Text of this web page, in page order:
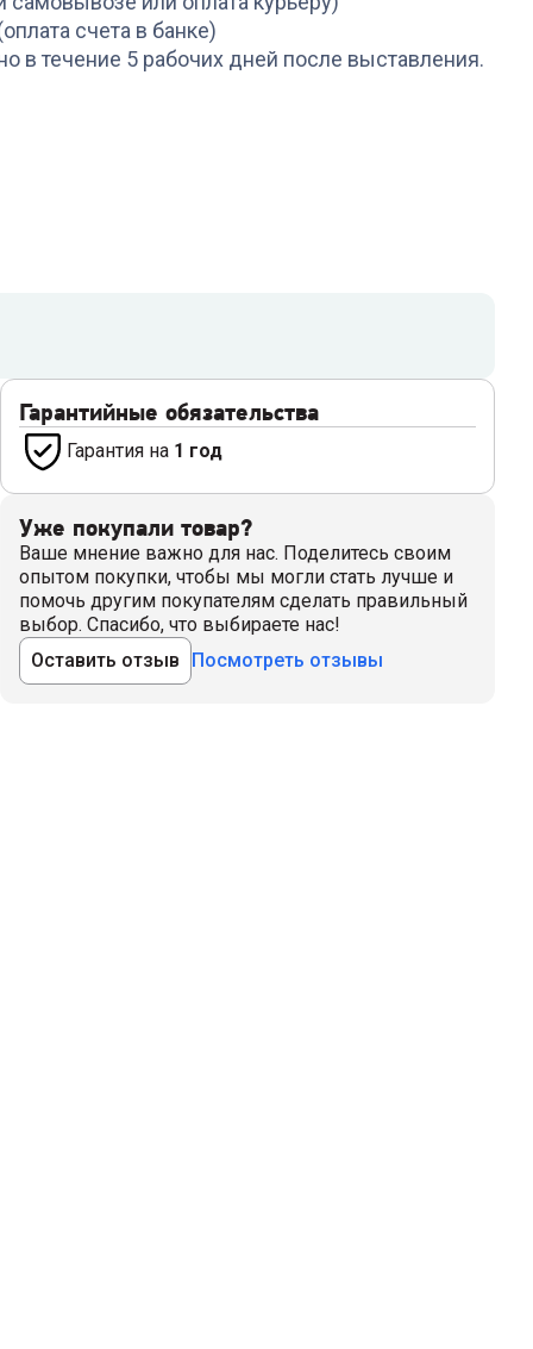
счета в банке)
в течение 5 рабочих дней после выставления.
Гарантийные обязательства
Гарантия на 1 год
Уже покупали товар?
Ваше мнение важно для нас. Поделитесь своим
опытом покупки, чтобы мы могли стать лучше и
помочь другим покупателям сделать правильный
выбор. Спасибо, что выбираете нас!
Оставить отзыв
Посмотреть отзывы